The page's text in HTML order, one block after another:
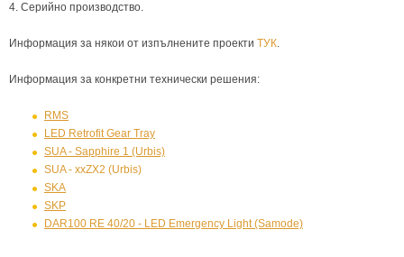
4. Серийно производство.
Информация за някои от изпълнените проекти ТУК.
Информация за конкретни технически решения:
RMS
LED Retrofit Gear Tray
SUA - Sapphire 1 (Urbis)
SUA - xxZX2 (Urbis)
SKA
SKP
DAR100 RE 40/20 - LED Emergency Light (Samode)